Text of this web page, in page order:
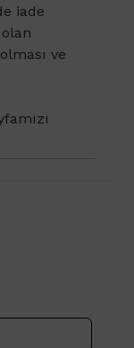
iade
ve